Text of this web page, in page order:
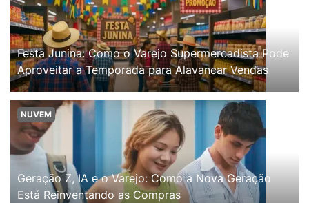
Festa Junina: Como o Varejo Supermercadista Pode
Aproveitar a Temporada para Alavancar Vendas
NUVEM
Geração Z, IA e o Varejo: Como a Nova Geração
Está Reinventando as Compras